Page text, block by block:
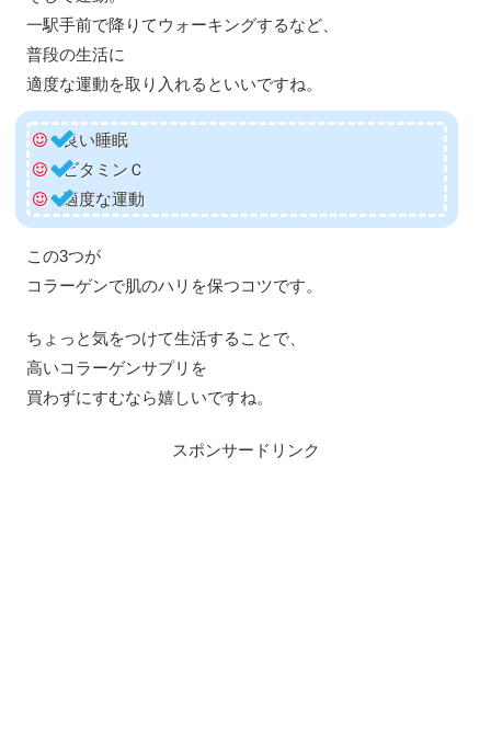
一駅手前で降りてウォーキングするなど、
普段の生活に
適度な運動を取り入れるといいですね。
良い睡眠
ビタミンＣ
適度な運動
この3つが
コラーゲンで肌のハリを保つコツです。
ちょっと気をつけて生活することで、
高いコラーゲンサプリを
買わずにすむなら嬉しいですね。
スポンサードリンク